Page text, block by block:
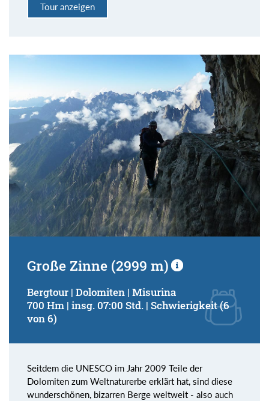
Tour anzeigen
Große Zinne (2999 m)
Bergtour | Dolomiten | Misurina
700 Hm | insg. 07:00 Std. | Schwierigkeit (6
von 6)
Seitdem die UNESCO im Jahr 2009 Teile der
Dolomiten zum Weltnaturerbe erklärt hat, sind diese
wunderschönen, bizarren Berge weltweit - also auch